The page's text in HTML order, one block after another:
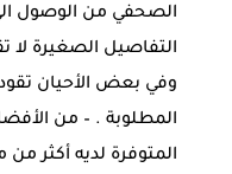
الصحفي من الوصول
التفاصيل الصغيرة لا
وفي بعض الأحيان تقود
المطلوبة . – من
المتوفرة لديه أكثر